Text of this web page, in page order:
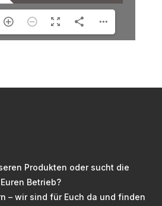
Produkten oder sucht die
Betrieb?
– wir sind für Euch da und finden